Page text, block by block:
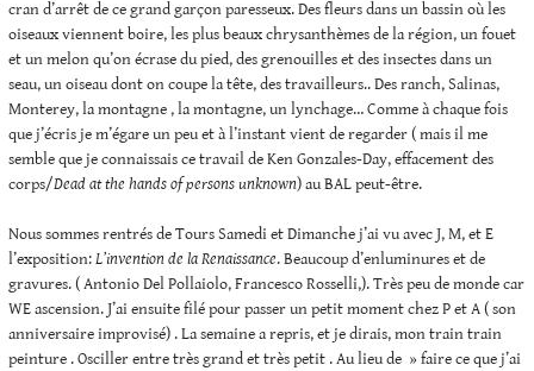
cran d’arrêt de ce grand garçon paresseux. Des fleurs dans un bassin où les
oiseaux viennent boire, les plus beaux chrysanthèmes de la région, un fouet
et un melon qu’on écrase du pied, des grenouilles et des insectes dans un
seau, un oiseau dont on coupe la tête, des travailleurs.. Des ranch, Salinas,
Monterey, la montagne , la montagne, un lynchage… Comme à chaque fois
que j’écris je m’égare un peu et à l’instant vient de regarder ( mais il me
semble que je connaissais ce travail de Ken Gonzales-Day, effacement des
corps/Dead at the hands of persons unknown) au BAL peut-être.
Nous sommes rentrés de Tours Samedi et Dimanche j’ai vu avec J, M, et E
l’exposition:L’invention de la Renaissance. Beaucoup d’enluminures et de
gravures. ( Antonio Del Pollaiolo, Francesco Rosselli,). Très peu de monde car
WE ascension. J’ai ensuite filé pour passer un petit moment chez P et A ( son
anniversaire improvisé) . La semaine a repris, et je dirais, mon train train
peinture . Osciller entre très grand et très petit . Au lieu de » faire ce que j’ai